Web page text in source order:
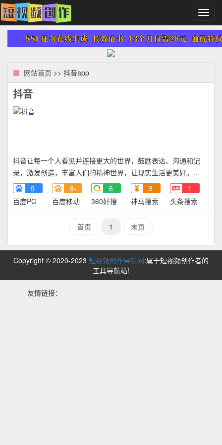
切
换
导
航
网站首页 >> 抖音app
抖音
抖音让每一个人看见并连接更大的世界，鼓励表达、沟通和记
录，激发创造，丰富人们的精神世界，让现实生活更美好。...
9
百度PC
8-
百度移动
6
360好搜
3
神马搜索
1
头条搜索
首页 1 末页
Copyright © 2020-2023 短视频创作导航网:属于短视频创作者的
工具导航站!
友情链接：